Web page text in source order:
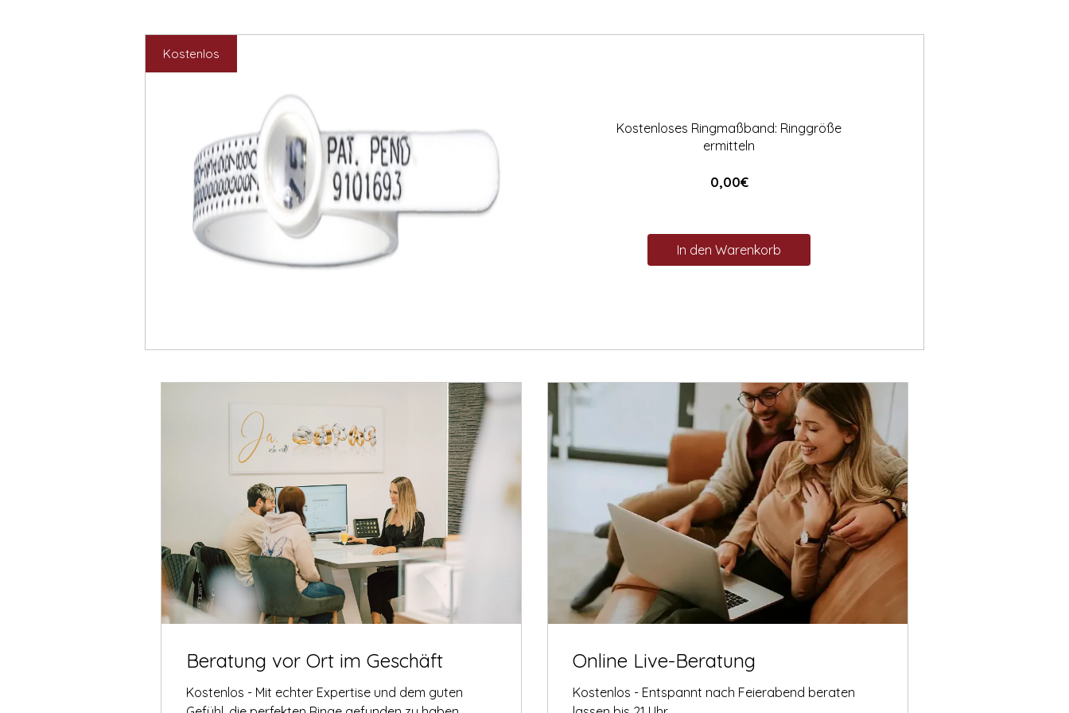
Kostenlos
Kostenloses Ringmaßband: Ringgröße
ermitteln
0,00€Preis
In den Warenkorb
Beratung vor Ort im Geschäft
Kostenlos - Mit echter Expertise und dem guten
Online Live-Beratung
Kostenlos - Entspannt nach Feierabend beraten